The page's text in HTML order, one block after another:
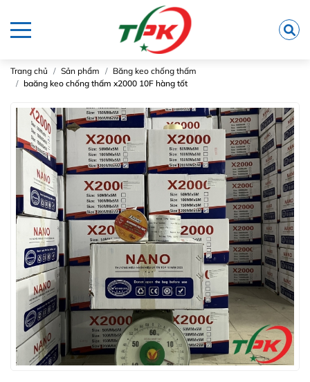
Trang chủ Sản phẩm
Băng keo chống thấm
baăng keo chống thấm x2000 10F hàng tốt